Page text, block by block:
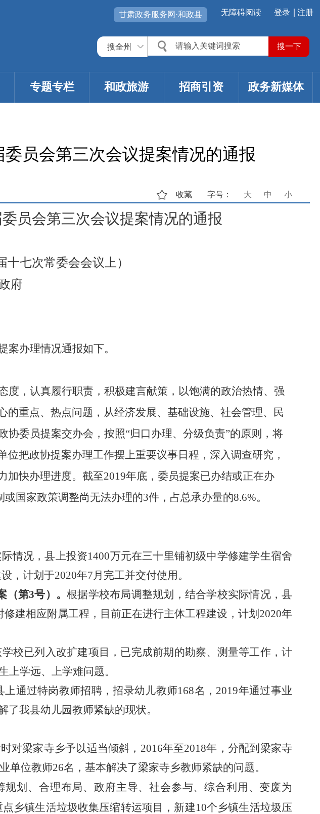
登录 注册
无障碍阅读
甘肃政务服务网·和政县
搜全州
专题专栏 和政旅游 招商引资 政务新媒体
员会第三次会议提案情况的通报
字号： 大 中 小
收藏
员会第三次会议提案情况的通报
十七次常委会会议上）
府
办理情况通报如下。
，认真履行职责，积极建言献策，以饱满的政治热情、强
重点、热点问题，从经济发展、基础设施、社会管理、民
协委员提案交办会，按照“归口办理、分级负责”的原则，将
把政协提案办理工作摆上重要议事日程，深入调查研究，
加快办理进度。截至2019年底 ，委员提案已办结或正在办
或国家政策调整尚无法办理的3件 ， 占总承办量的8.6%。
情况，县上投资1400万元在三十里铺初级中学修建学生宿舍
，计划于2020年7月完工并交付使用。
（第3号）。 根据学校布局调整规划，结合学校实际情况， 县
修建相应附属工程，目前正在进行主体工程建设 ，计划 2020年
学校已列入改扩建项目，已完成前期的勘察、测量等工作，计
上学远、上学难问题。
上通过特岗教师招聘，招录幼儿教师168名 ， 2019年通过事业
我县幼儿园教师紧缺的现状。
时对梁家寺乡予以适当倾斜 ， 2016年至2018年，分配到梁家寺
单位教师26名，基本解决了梁家寺乡教师紧缺的问题。
规划、合理布局、政府主导、社会参与、综合利用、变废为
点乡镇生活垃圾收集压缩转运项目，新建10个乡镇生活垃圾压